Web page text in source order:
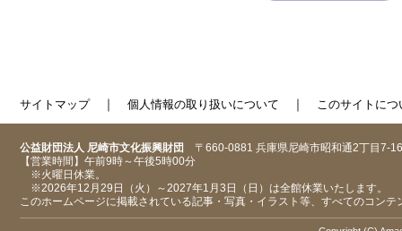
サイトマップ｜ 個人情報の取り扱いについて ｜ このサイトにつ
公益財団法人 尼崎市文化振興財団 〒660-0881 兵庫県尼崎市昭和通2丁目7-16
【営業時間】午前9時～午後5時00分
※火曜日休業。
※2026年12月29日（火）～2027年1月3日（日）は全館休業いたします。
このホームページに掲載されている記事・写真・イラスト等、すべてのコン